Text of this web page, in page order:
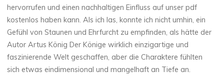
hervorrufen und einen nachhaltigen Einfluss auf unser pdf
kostenlos haben kann. Als ich las, konnte ich nicht umhin, ein
Gefühl von Staunen und Ehrfurcht zu empfinden, als hätte der
Autor Artus König Der Könige wirklich einzigartige und
faszinierende Welt geschaffen, aber die Charaktere fühlten
sich etwas eindimensional und mangelhaft an Tiefe an.